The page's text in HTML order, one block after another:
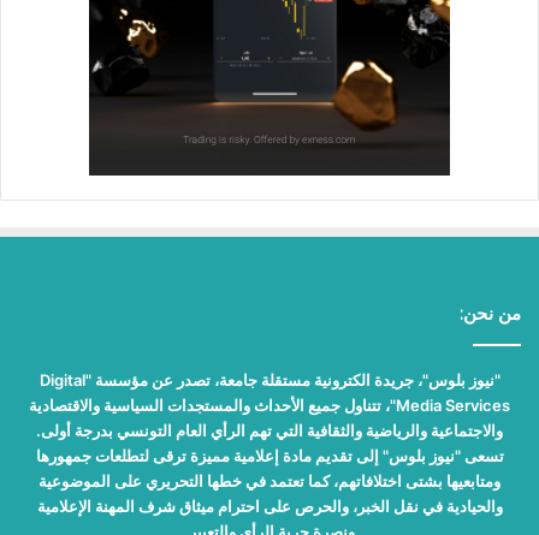
من نحن:
"نيوز بلوس"، جريدة الكترونية مستقلة جامعة، تصدر عن مؤسسة "Digital
Media Services"، تتناول جميع الأحداث والمستجدات السياسية والاقتصادية
والاجتماعية والرياضية والثقافية التي تهم الرأي العام التونسي بدرجة أولى.
تسعى "نيوز بلوس" إلى تقديم مادة إعلامية مميزة ترقى لتطلعات جمهورها
ومتابعيها بشتى اختلافاتهم، كما تعتمد في خطها التحريري على الموضوعية
والحيادية في نقل الخبر، والحرص على احترام ميثاق شرف المهنة الإعلامية
ونصرة حرية الرأي والتعبير.